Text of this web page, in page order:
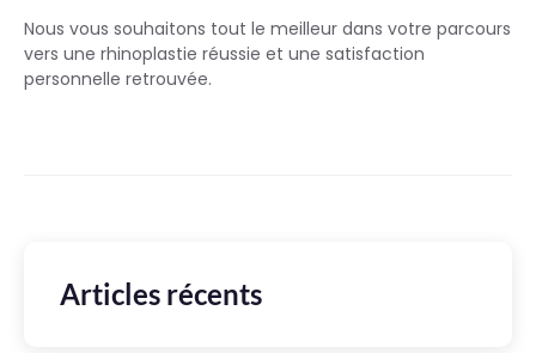
Nous vous souhaitons tout le meilleur dans votre parcours
vers une rhinoplastie réussie et une satisfaction
personnelle retrouvée.
Articles récents